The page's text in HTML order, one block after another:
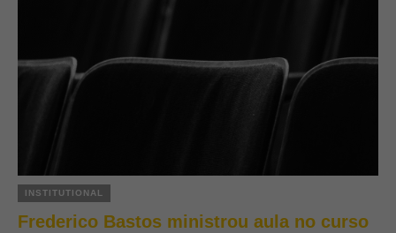
INSTITUTIONAL
Frederico Bastos ministrou aula no curso